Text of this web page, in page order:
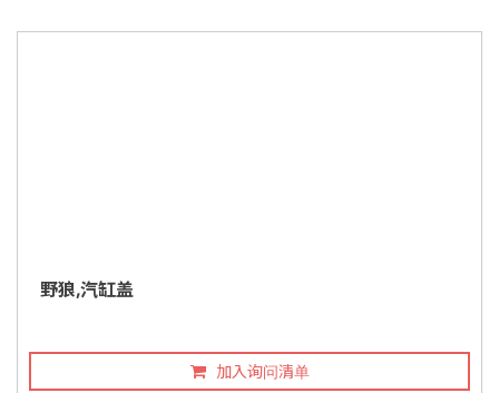
野狼,汽缸盖
加入询问清单